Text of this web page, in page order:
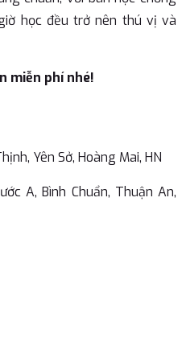
học đều trở nên thú vị và
miễn phí nhé!
Yên Sở, Hoàng Mai, HN
A, Bình Chuẩn, Thuận An,